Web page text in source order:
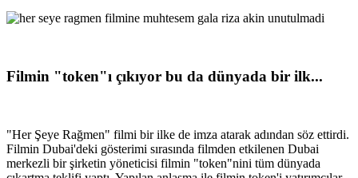
Filmin "token"ı çıkıyor bu da dünyada bir ilk...
"Her Şeye Rağmen" filmi bir ilke de imza atarak adından söz ettirdi.
Filmin Dubai'deki gösterimi sırasında filmden etkilenen Dubai
merkezli bir şirketin yöneticisi filmin "token"nini tüm dünyada